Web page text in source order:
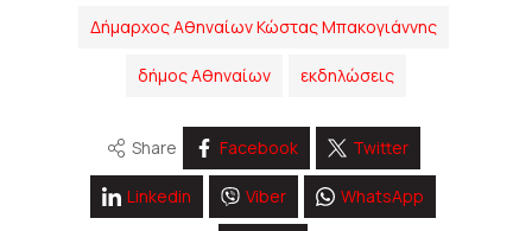
Δήμαρχος Αθηναίων Κώστας Μπακογιάννης
δήμος Αθηναίων εκδηλώσεις
Share Facebook Twitter
Linkedin Viber WhatsApp